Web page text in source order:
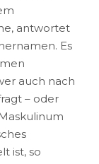
antwortet
Es
auch nach
– oder
ist, so